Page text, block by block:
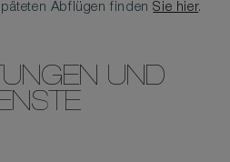
Abflügen findenSie hier.
UND